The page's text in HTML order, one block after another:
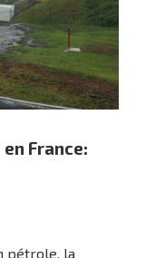
France:
pétrole, la